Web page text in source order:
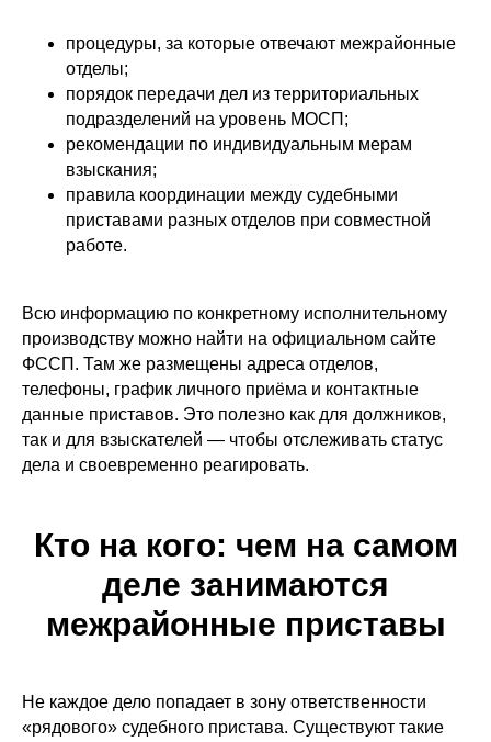
процедуры, за которые отвечают межрайонные
отделы;
порядок передачи дел из территориальных
подразделений на уровень МОСП;
рекомендации по индивидуальным мерам
взыскания;
правила координации между судебными
приставами разных отделов при совместной
работе.
Всю информацию по конкретному исполнительному
производству можно найти на официальном сайте
ФССП. Там же размещены адреса отделов,
телефоны, график личного приёма и контактные
данные приставов. Это полезно как для должников,
так и для взыскателей — чтобы отслеживать статус
дела и своевременно реагировать.
Кто на кого: чем на самом
деле занимаются
межрайонные приставы
Не каждое дело попадает в зону ответственности
«рядового» судебного пристава. Существуют такие